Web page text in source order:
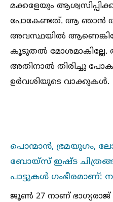
മക്കളേയും
പോകേണ്ടത്. ആ ഞാന്‍
അവസ്ഥയില്‍
കൂടുതല്‍
അതിനാല്‍ തിരിച്ചു
ഉർവശിയുടെ വാക്കുകള്‍.
പൊന്മാൻ, ഭ്രമയുഗം,
ബോയ്‌സ് ഇഷ്ട
പാട്ടുകള്‍ ഗംഭീരമാണ്:
ജൂണ്‍ 27 നാണ് ഭാഗ്യരാജ്